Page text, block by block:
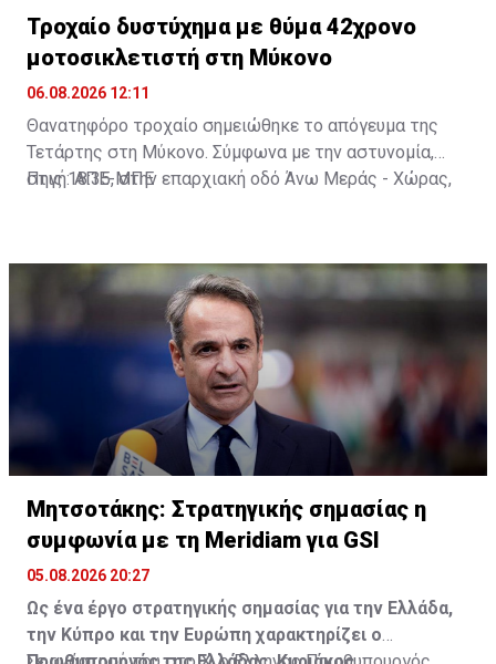
Τροχαίο δυστύχημα με θύμα 42χρονο
μοτοσικλετιστή στη Μύκονο
06.08.2026 12:11
Θανατηφόρο τροχαίο σημειώθηκε το απόγευμα της
Τετάρτης στη Μύκονο. Σύμφωνα με την αστυνομία,
στις 18:35, στην επαρχιακή οδό Άνω Μεράς - Χώρας,
συγκρούστηκε με Ι.Χ. αυτοκίνητο που οδηγούσε
25χρονος. Από τη σύγκρουση ο 42χρονος
τραυματίστηκε θανάσιμα. Τα αίτια του δυστυχήματος
διερευνώνται από την Υποδιεύθυνση Αστυνομίας
Πηγή: ΑΠΕ-ΜΠΕ
Μητσοτάκης: Στρατηγικής σημασίας η
συμφωνία με τη Meridiam για GSI
05.08.2026 20:27
Ως ένα έργο στρατηγικής σημασίας για την Ελλάδα,
την Κύπρο και την Ευρώπη χαρακτηρίζει ο